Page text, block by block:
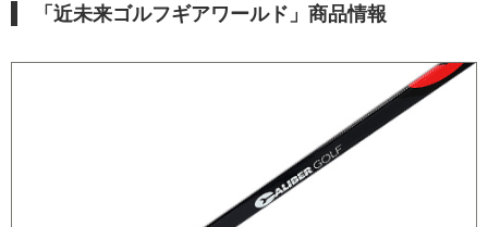
「近未来ゴルフギアワールド」商品情報